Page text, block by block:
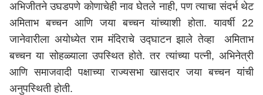
अभिजीतने उघडपणे कोणाचेही नाव घेतले नाही, पण त्याचा संदर्भ थेट
अमिताभ बच्चन आणि जया बच्चन यांच्याशी होता. यावर्षी 22
जानेवारीला अयोध्येत राम मंदिराचे उद्घाटन झाले तेव्हा अमिताभ
बच्चन या सोहळ्याला उपस्थित होते. तर त्यांच्या पत्नी, अभिनेत्री
आणि समाजवादी पक्षाच्या राज्यसभा खासदार जया बच्चन यांची
अनुपस्थिती होती.